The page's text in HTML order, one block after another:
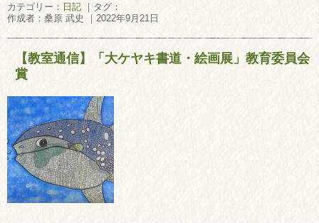
カテゴリー： 日記 ｜タグ：
作成者：桑原 武史 ｜2022年9月21日
【教室通信】「大ケヤキ書道・絵画展」教育委員会
賞